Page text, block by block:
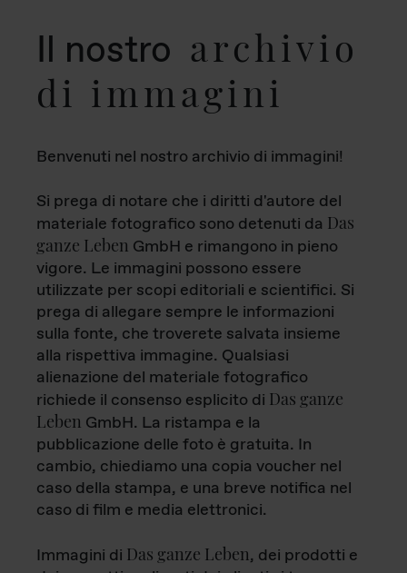
Il nostro archivio
di immagini
Benvenuti nel nostro archivio di immagini!
Si prega di notare che i diritti d'autore del
materiale fotografico sono detenuti da Das
ganze Leben GmbH e rimangono in pieno
vigore. Le immagini possono essere
utilizzate per scopi editoriali e scientifici. Si
prega di allegare sempre le informazioni
sulla fonte, che troverete salvata insieme
alla rispettiva immagine. Qualsiasi
alienazione del materiale fotografico
richiede il consenso esplicito di Das ganze
Leben GmbH. La ristampa e la
pubblicazione delle foto è gratuita. In
cambio, chiediamo una copia voucher nel
caso della stampa, e una breve notifica nel
caso di film e media elettronici.
Immagini di Das ganze Leben, dei prodotti e